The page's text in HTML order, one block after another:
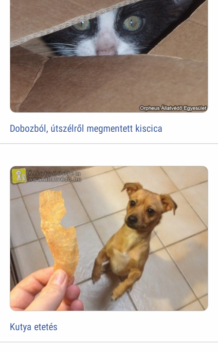
Dobozból, útszélről megmentett kiscica
Kutya etetés